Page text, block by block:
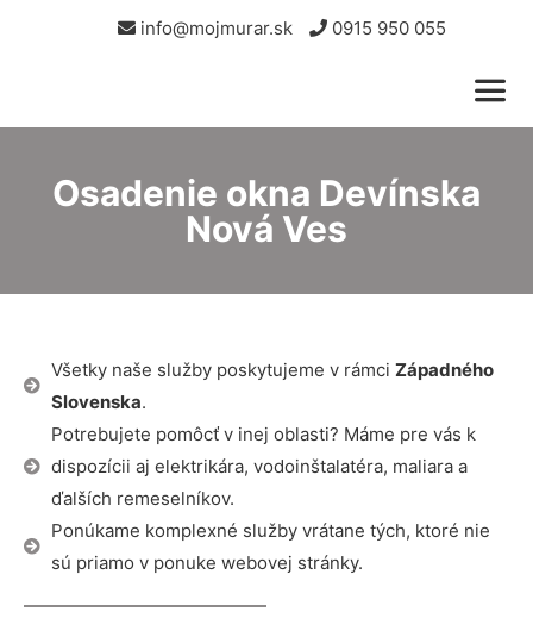
info@mojmurar.sk 0915 950 055
Osadenie okna Devínska
Nová Ves
Všetky naše služby poskytujeme v rámci Západného
Slovenska.
Potrebujete pomôcť v inej oblasti? Máme pre vás k
dispozícii aj elektrikára, vodoinštalatéra, maliara a
ďalších remeselníkov.
Ponúkame komplexné služby vrátane tých, ktoré nie
sú priamo v ponuke webovej stránky.